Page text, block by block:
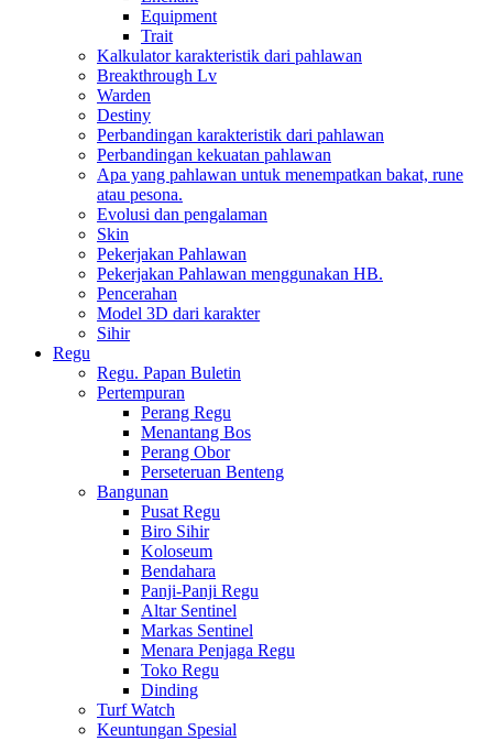
Equipment
Trait
Kalkulator karakteristik dari pahlawan
Breakthrough Lv
Warden
Destiny
Perbandingan karakteristik dari pahlawan
Perbandingan kekuatan pahlawan
Apa yang pahlawan untuk menempatkan bakat, rune
atau pesona.
Evolusi dan pengalaman
Skin
Pekerjakan Pahlawan
Pekerjakan Pahlawan menggunakan HB.
Pencerahan
Model 3D dari karakter
Sihir
Regu
Regu. Papan Buletin
Pertempuran
Perang Regu
Menantang Bos
Perang Obor
Perseteruan Benteng
Bangunan
Pusat Regu
Biro Sihir
Koloseum
Bendahara
Panji-Panji Regu
Altar Sentinel
Markas Sentinel
Menara Penjaga Regu
Toko Regu
Dinding
Turf Watch
Keuntungan Spesial